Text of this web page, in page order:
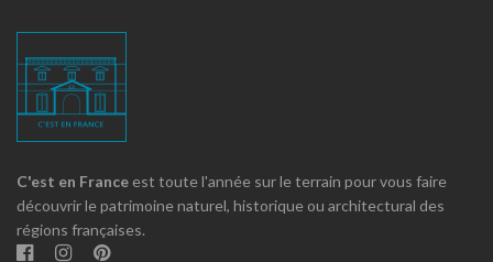
C'est en France est toute l'année sur le terrain pour vous faire
découvrir le patrimoine naturel, historique ou architectural des
régions françaises.